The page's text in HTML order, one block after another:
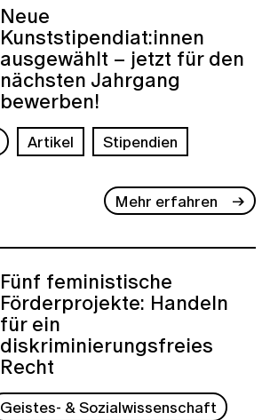
Neue
Kunststipendiat:innen
ausgewählt – jetzt für den
nächsten Jahrgang
bewerben!
Artikel Stipendien
Mehr erfahren
Fünf feministische
Förderprojekte: Handeln
für ein
diskriminierungsfreies
Recht
Geistes- & Sozialwissenschaft